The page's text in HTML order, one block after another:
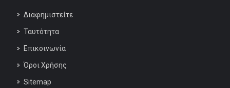
Διαφημιστείτε
Ταυτότητα
Επικοινωνία
Όροι Χρήσης
Sitemap